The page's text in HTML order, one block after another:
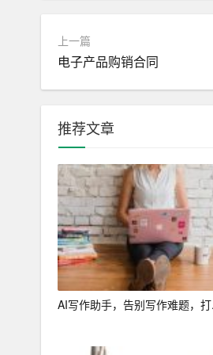
5. 语言翻译：AI写作助
1. 教育领域：AI写作助
2. 企业宣传：AI写作助
3. 媒体运营：AI写作助
4. 个人写作：AI写作助
5. 行政办公：AI写作助
总之，AI写作助手XYZ
师、企业还是个人作者
上一篇
电子产品购销合同
推荐文章
AI写作助手，告别写作难题，